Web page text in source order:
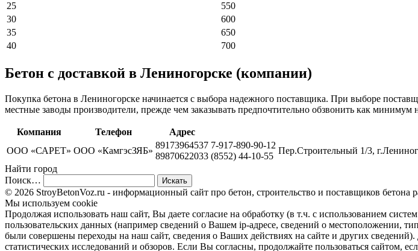
25
550
30
600
35
650
40
700
Бетон с доставкой в Лениногорске (компании)
Покупка бетона в Лениногорске начинается с выбора надежного поставщика. При выборе
местные заводы производители, прежде чем заказывать предпочтительно обзвонить как
Компания Телефон
Адрес
ООО «САРЕТ» ООО «КамгэсЗЯБ»
89173964537
89870622033
7-917-890-90-12
(8552) 44-10-55
Пер.Строительный 1/3,
Найти город
Поиск…
© 2026 StroyBetonVoz.ru - информационный сайт про бетон, строительство и поставщиков бетона
Мы используем cookie
Продолжая использовать наш cайт, Вы даете согласие на обработку (в т.ч. с использованием
пользовательских данных (например сведений о Вашем ip-адресе, сведений о местоположении,
были совершены переходы на наш сайт, сведения о Ваших действиях на сайте и других
статистических исследований и обзоров. Если Вы согласны, продолжайте пользоваться